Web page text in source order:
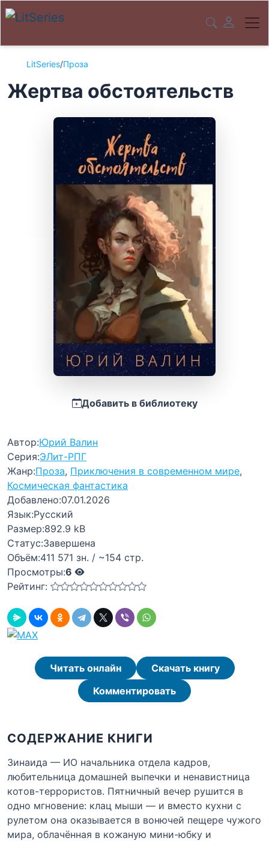
LitSeries/Проза
Жертва обстоятельств
Добавить в библиотеку
Автор:Юрий Валин
Серия:ЭЛит-РПГ
Жанр:Проза, Приключения в современном мире,
Космическая фантастика
Добавлено:07.01.2026
Язык:Русский
Размер:892.9 kB
Статус:Завершена
Объём:411 571 зн. / ~154 стр.
Просмотры:6
Рейтинг:
Читать онлайн
Скачать книгу
Комментировать
СОДЕРЖАНИЕ КНИГИ
Зинаида — ИО начальника отдела кадров,
любительница домашней выпечки и ненавистница
котов-террористов. Пятничный вечер рушится в
одно мгновение: клац мыши — и вместо кухни с
рулетом она оказывается в вонючей пещере чужого
мира, облачённая в кожаную мини-юбку и